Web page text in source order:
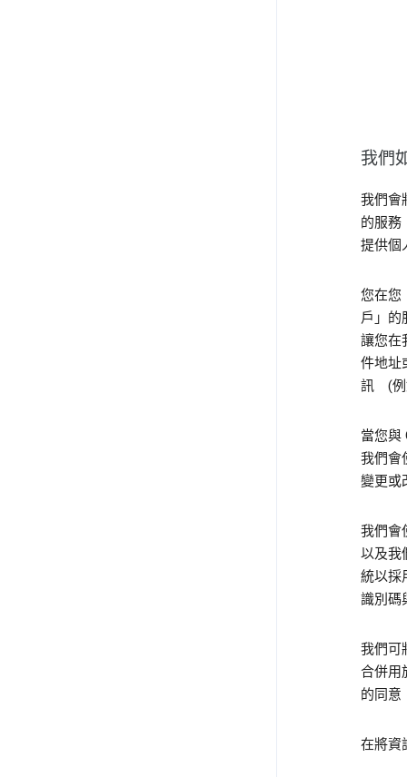
我們
我們會
的服務
提供個
您在您
戶」的
讓您在
件地址
訊 (例
當您與
我們會
變更或
我們會
以及我
統以採
識別碼
我們可
合併用
的同意
在將資